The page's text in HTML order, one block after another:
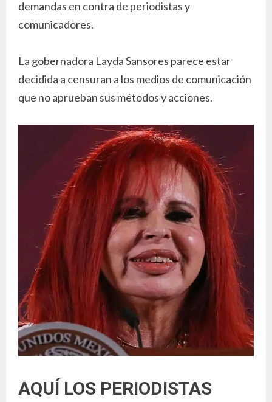
demandas en contra de periodistas y
comunicadores.
La gobernadora Layda Sansores parece estar
decidida a censuran a los medios de comunicación
que no aprueban sus métodos y acciones.
AQUÍ LOS PERIODISTAS